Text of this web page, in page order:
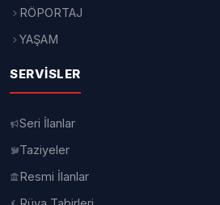
RÖPORTAJ
YAŞAM
SERVISLER
Seri İlanlar
Taziyeler
Resmi İlanlar